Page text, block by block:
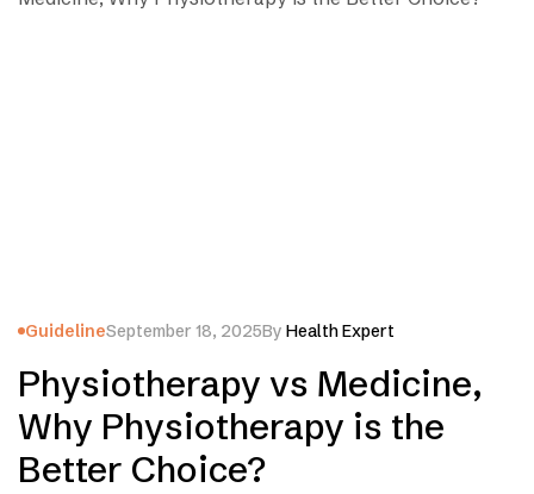
GuidelineSeptember 18, 2025By Health Expert
Physiotherapy vs Medicine,
Why Physiotherapy is the
Better Choice?